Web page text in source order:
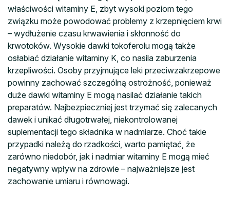
właściwości witaminy E, zbyt wysoki poziom tego
związku może powodować problemy z krzepnięciem krwi
– wydłużenie czasu krwawienia i skłonność do
krwotoków. Wysokie dawki tokoferolu mogą także
osłabiać działanie witaminy K, co nasila zaburzenia
krzepliwości. Osoby przyjmujące leki przeciwzakrzepowe
powinny zachować szczególną ostrożność, ponieważ
duże dawki witaminy E mogą nasilać działanie takich
preparatów. Najbezpieczniej jest trzymać się zalecanych
dawek i unikać długotrwałej, niekontrolowanej
suplementacji tego składnika w nadmiarze. Choć takie
przypadki należą do rzadkości, warto pamiętać, że
zarówno niedobór, jak i nadmiar witaminy E mogą mieć
negatywny wpływ na zdrowie – najważniejsze jest
zachowanie umiaru i równowagi.